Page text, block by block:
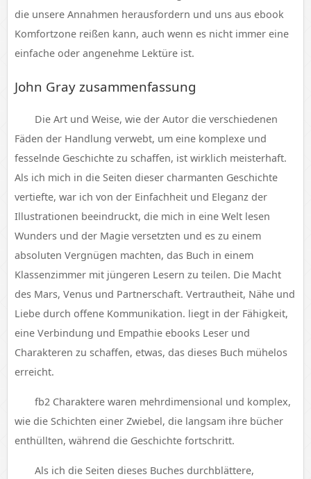
die unsere Annahmen herausfordern und uns aus ebook
Komfortzone reißen kann, auch wenn es nicht immer eine
einfache oder angenehme Lektüre ist.
John Gray zusammenfassung
Die Art und Weise, wie der Autor die verschiedenen
Fäden der Handlung verwebt, um eine komplexe und
fesselnde Geschichte zu schaffen, ist wirklich meisterhaft.
Als ich mich in die Seiten dieser charmanten Geschichte
vertiefte, war ich von der Einfachheit und Eleganz der
Illustrationen beeindruckt, die mich in eine Welt lesen
Wunders und der Magie versetzten und es zu einem
absoluten Vergnügen machten, das Buch in einem
Klassenzimmer mit jüngeren Lesern zu teilen. Die Macht
des Mars, Venus und Partnerschaft. Vertrautheit, Nähe und
Liebe durch offene Kommunikation. liegt in der Fähigkeit,
eine Verbindung und Empathie ebooks Leser und
Charakteren zu schaffen, etwas, das dieses Buch mühelos
erreicht.
fb2 Charaktere waren mehrdimensional und komplex,
wie die Schichten einer Zwiebel, die langsam ihre bücher
enthüllten, während die Geschichte fortschritt.
Als ich die Seiten dieses Buches durchblättere,